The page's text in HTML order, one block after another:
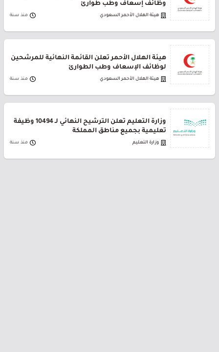
وظائف إسعاف وطب طوارئ
هيئة الهلال الأحمر السعودي منذ سنة
هيئة الهلال الأحمر تعلن القائمة النهائية للمرشحين
لوظائف الإسعاف وطب الطوارئ
هيئة الهلال الأحمر السعودي منذ سنة
وزارة التعليم تعلن الترشيح النهائي لـ 10494 وظيفة
تعليمية بجميع مناطق المملكة
وزارة التعليم منذ سنة